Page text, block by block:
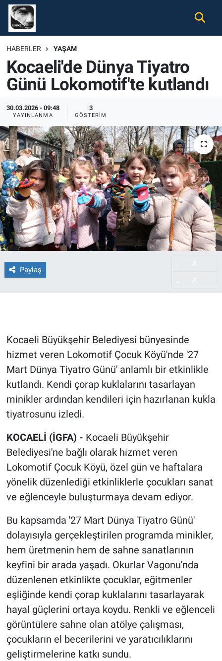
HABERLER YAŞAM
Kocaeli'de Dünya Tiyatro
Günü Lokomotif'te kutlandı
30.03.2026 - 09:48
YAYINLANMA
3
GÖSTERIM
Paylaş
Kocaeli Büyükşehir Belediyesi bünyesinde
hizmet veren Lokomotif Çocuk Köyü'nde '27
Mart Dünya Tiyatro Günü' anlamlı bir etkinlikle
kutlandı. Kendi çorap kuklalarını tasarlayan
minikler ardından kendileri için hazırlanan kukla
tiyatrosunu izledi.
KOCAELİ (İGFA) - Kocaeli Büyükşehir
Belediyesi'ne bağlı olarak hizmet veren
Lokomotif Çocuk Köyü, özel gün ve haftalara
yönelik düzenlediği etkinliklerle çocukları sanat
ve eğlenceyle buluşturmaya devam ediyor.
Bu kapsamda '27 Mart Dünya Tiyatro Günü'
dolayısıyla gerçekleştirilen programda minikler,
hem üretmenin hem de sahne sanatlarının
keyfini bir arada yaşadı. Okurlar Vagonu'nda
düzenlenen etkinlikte çocuklar, eğitmenler
eşliğinde kendi çorap kuklalarını tasarlayarak
hayal güçlerini ortaya koydu. Renkli ve eğlenceli
görüntülere sahne olan atölye çalışması,
çocukların el becerilerini ve yaratıcılıklarını
geliştirmelerine katkı sundu.
Gündem
Ekonomi
Spor
Magazin
Tüm Haberler
İletişim
Künye
Nöbetçi Eczaneler
Hava Durumu
Namaz Vakitleri
Trafik Durumu
Süper Lig Puan Durumu ve Fikstür
Tüm Manşetler
Son Dakika Haberleri
Haber Arşivi